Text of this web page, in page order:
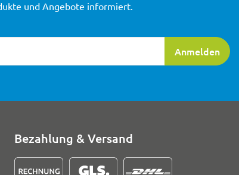
Anmelden
und Angebote informiert.
Bezahlung & Versand